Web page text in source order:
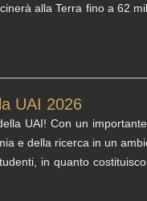
alla Terra fino a 62
UAI 2026
UAI! Con un
e della ricerca in un
in quanto